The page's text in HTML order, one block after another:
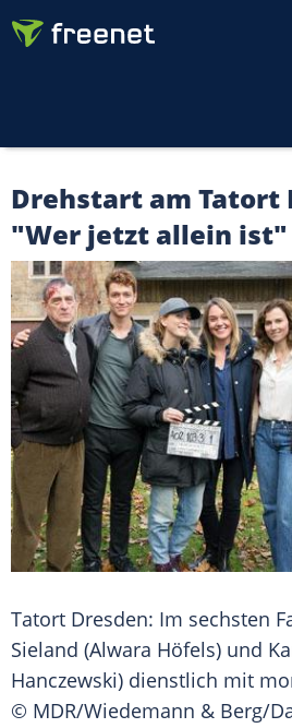
Drehstart am Tatort
"Wer jetzt allein ist"
Tatort Dresden: Im sechsten
Sieland (Alwara Höfels) und
Hanczewski) dienstlich mit
© MDR/Wiedemann & Berg/